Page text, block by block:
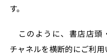
す。
このように、書店店頭
チャネルを横断的にご利